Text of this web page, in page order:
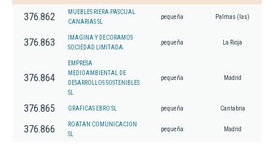
376.862
MUEBLES RIERA PASCUAL
CANARIAS SL
pequeña Palmas (las)
376.863
IMAGINA Y DECORAMOS
SOCIEDAD LIMITADA.
pequeña La Rioja
376.864
EMPRESA
MEDIOAMBIENTAL DE
DESARROLLOS SOSTENIBLES
SL
pequeña Madrid
376.865 GRAFICAS EBRO SL pequeña Cantabria
376.866
ROATAN COMUNICACION
SL
pequeña Madrid